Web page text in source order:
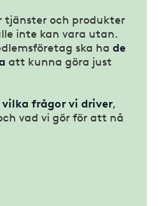
tjänster och produkter
inte kan vara utan.
ska ha de
att kunna göra just
vilka frågor vi driver,
vad vi gör för att nå